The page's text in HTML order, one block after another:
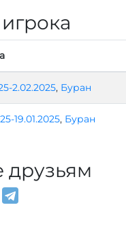
2.02.2025, Буран
19.01.2025, Буран
друзьям